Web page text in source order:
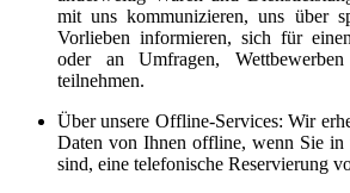
mit uns kommunizieren, uns über
Vorlieben informieren, sich für
oder an Umfragen,
teilnehmen.
Über unsere Offline-Services: Wir
Daten von Ihnen offline, wenn Sie in
sind, eine telefonische Reservierung